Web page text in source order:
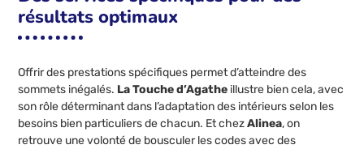
résultats optimaux
Offrir des prestations spécifiques permet d’atteindre des
sommets inégalés. La Touche d’Agathe illustre bien cela, avec
son rôle déterminant dans l’adaptation des intérieurs selon les
besoins bien particuliers de chacun. Et chezAlinea, on
retrouve une volonté de bousculer les codes avec des